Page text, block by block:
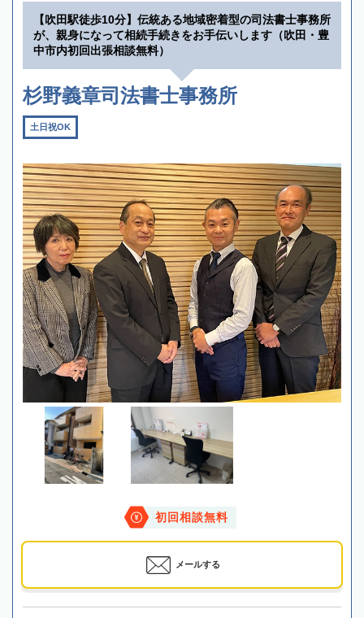
【吹田駅徒歩10分】伝統ある地域密着型の司法書士事務所
が、親身になって相続手続きをお手伝いします（吹田・豊
中市内初回出張相談無料）
杉野義章司法書士事務所
土日祝OK
初回相談無料
メールする